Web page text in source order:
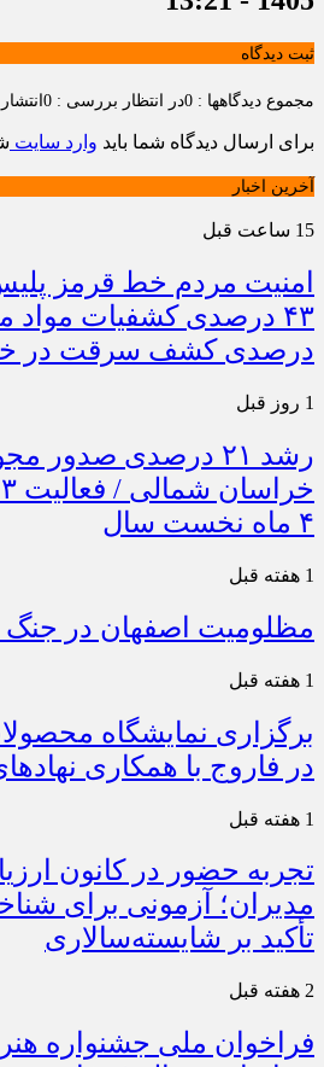
ثبت دیدگاه
مجموع دیدگاهها : 0 در انتظار بررسی : 0
برای ارسال دیدگاه شما باید وارد سایت
آخرین اخبار
15 ساعت قبل
امنیت مردم خط قرمز
درصدی کشف سرقت در
1 روز قبل
رشد ۲۱ درصدی صدور
۴ ماه نخست سال
1 هفته قبل
مظلومیت اصفهان در
1 هفته قبل
برگزاری نمایشگاه
در فاروج با همکاری
1 هفته قبل
تجربه حضور در کانون
مدیران؛ آزمونی برای
تأکید بر شایسته‌سالاری
2 هفته قبل
فراخوان ملی جشنواره